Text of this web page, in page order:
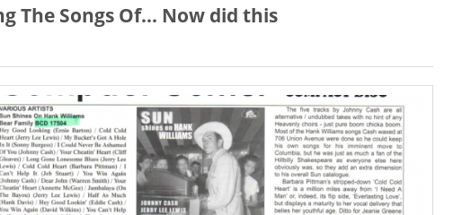
The Songs Of... Now did this